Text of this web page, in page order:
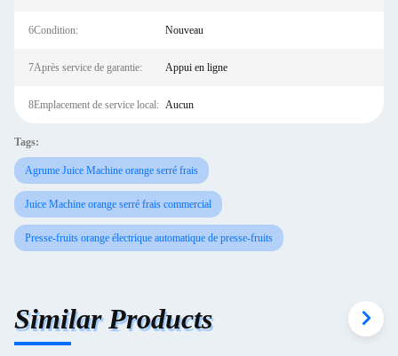
6Condition: Nouveau
7Après service de garantie: Appui en ligne
8Emplacement de service local: Aucun
Tags:
Agrume Juice Machine orange serré frais
Juice Machine orange serré frais commercial
Presse-fruits orange électrique automatique de presse-fruits
Similar Products